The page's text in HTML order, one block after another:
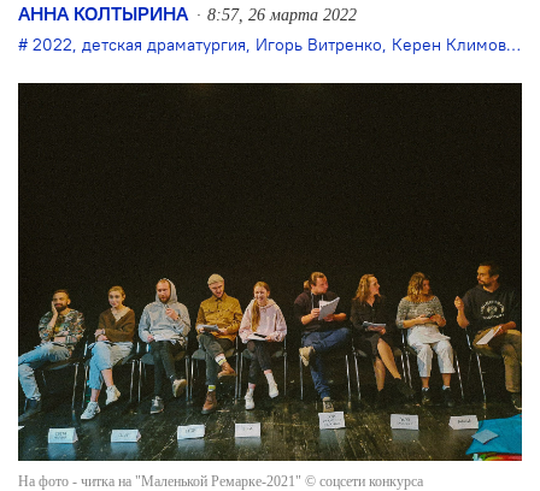
АННА КОЛТЫРИНА 8:57, 26 марта 2022
2022, детская драматургия, Игорь Витренко, Керен Климовски
На фото - читка на "Маленькой Ремарке-2021" © соцсети конкурса